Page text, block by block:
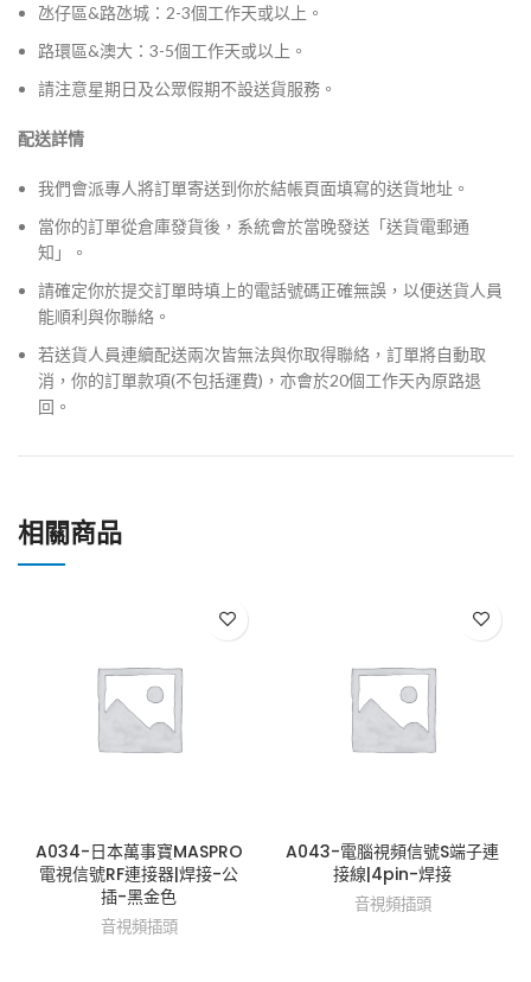
氹仔區&路氹城：2-3個工作天或以上。
路環區&澳大：3-5個工作天或以上。
請注意星期日及公眾假期不設送貨服務。
配送詳情
我們會派專人將訂單寄送到你於結帳頁面填寫的送貨地址。
當你的訂單從倉庫發貨後，系統會於當晚發送「送貨電郵通
知」。
請確定你於提交訂單時填上的電話號碼正確無誤，以便送貨人員
能順利與你聯絡。
若送貨人員連續配送兩次皆無法與你取得聯絡，訂單將自動取
消，你的訂單款項(不包括運費)，亦會於20個工作天內原路退
回。
相關商品
A034-日本萬事寶MASPRO
電視信號RF連接器|焊接-公
插-黑金色
音視頻插頭
A043-電腦視頻信號S端子連
接線|4pin-焊接
音視頻插頭